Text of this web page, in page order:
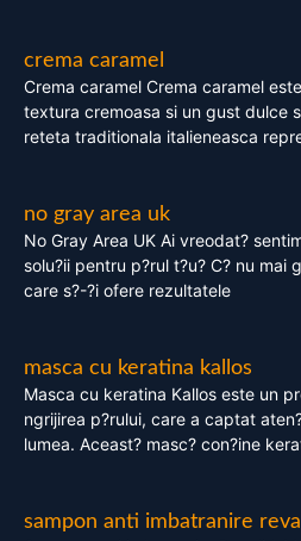
crema caramel
Crema caramel Crema caramel
textura cremoasa si un gust dulce
reteta traditionala italieneasca
no gray area uk
No Gray Area UK Ai vreodat?
solu?ii pentru p?rul t?u? C? nu mai
care s?-?i ofere rezultatele
masca cu keratina kallos
Masca cu keratina Kallos este un
ngrijirea p?rului, care a captat
lumea. Aceast? masc? con?ine
sampon anti imbatranire